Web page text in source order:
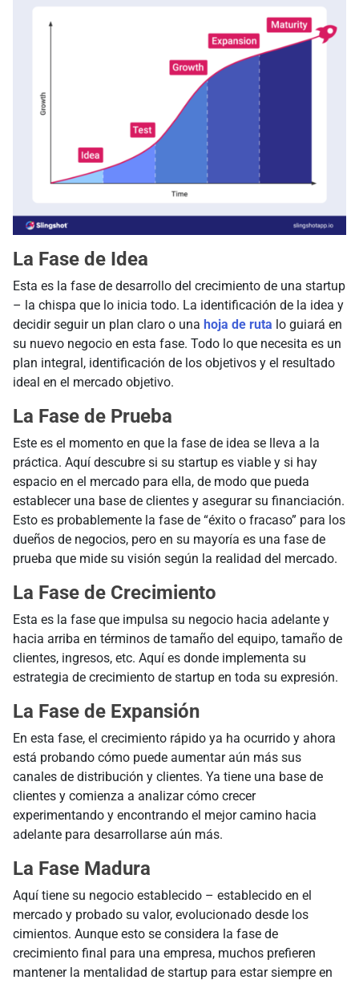
La Fase de Idea
Esta es la fase de desarrollo del crecimiento de una startup
– la chispa que lo inicia todo. La identificación de la idea y
decidir seguir un plan claro o una hoja de ruta lo guiará en
su nuevo negocio en esta fase. Todo lo que necesita es un
plan integral, identificación de los objetivos y el resultado
ideal en el mercado objetivo.
La Fase de Prueba
Este es el momento en que la fase de idea se lleva a la
práctica. Aquí descubre si su startup es viable y si hay
espacio en el mercado para ella, de modo que pueda
establecer una base de clientes y asegurar su financiación.
Esto es probablemente la fase de “éxito o fracaso” para los
dueños de negocios, pero en su mayoría es una fase de
prueba que mide su visión según la realidad del mercado.
La Fase de Crecimiento
Esta es la fase que impulsa su negocio hacia adelante y
hacia arriba en términos de tamaño del equipo, tamaño de
clientes, ingresos, etc. Aquí es donde implementa su
estrategia de crecimiento de startup en toda su expresión.
La Fase de Expansión
En esta fase, el crecimiento rápido ya ha ocurrido y ahora
está probando cómo puede aumentar aún más sus
canales de distribución y clientes. Ya tiene una base de
clientes y comienza a analizar cómo crecer
experimentando y encontrando el mejor camino hacia
adelante para desarrollarse aún más.
La Fase Madura
Aquí tiene su negocio establecido – establecido en el
mercado y probado su valor, evolucionado desde los
cimientos. Aunque esto se considera la fase de
crecimiento final para una empresa, muchos prefieren
mantener la mentalidad de startup para estar siempre en